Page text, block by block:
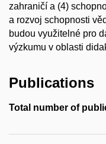
zahraničí a (4)
a rozvoj schopnosti
budou využitelné pro
výzkumu v oblasti
Publications
Total number of